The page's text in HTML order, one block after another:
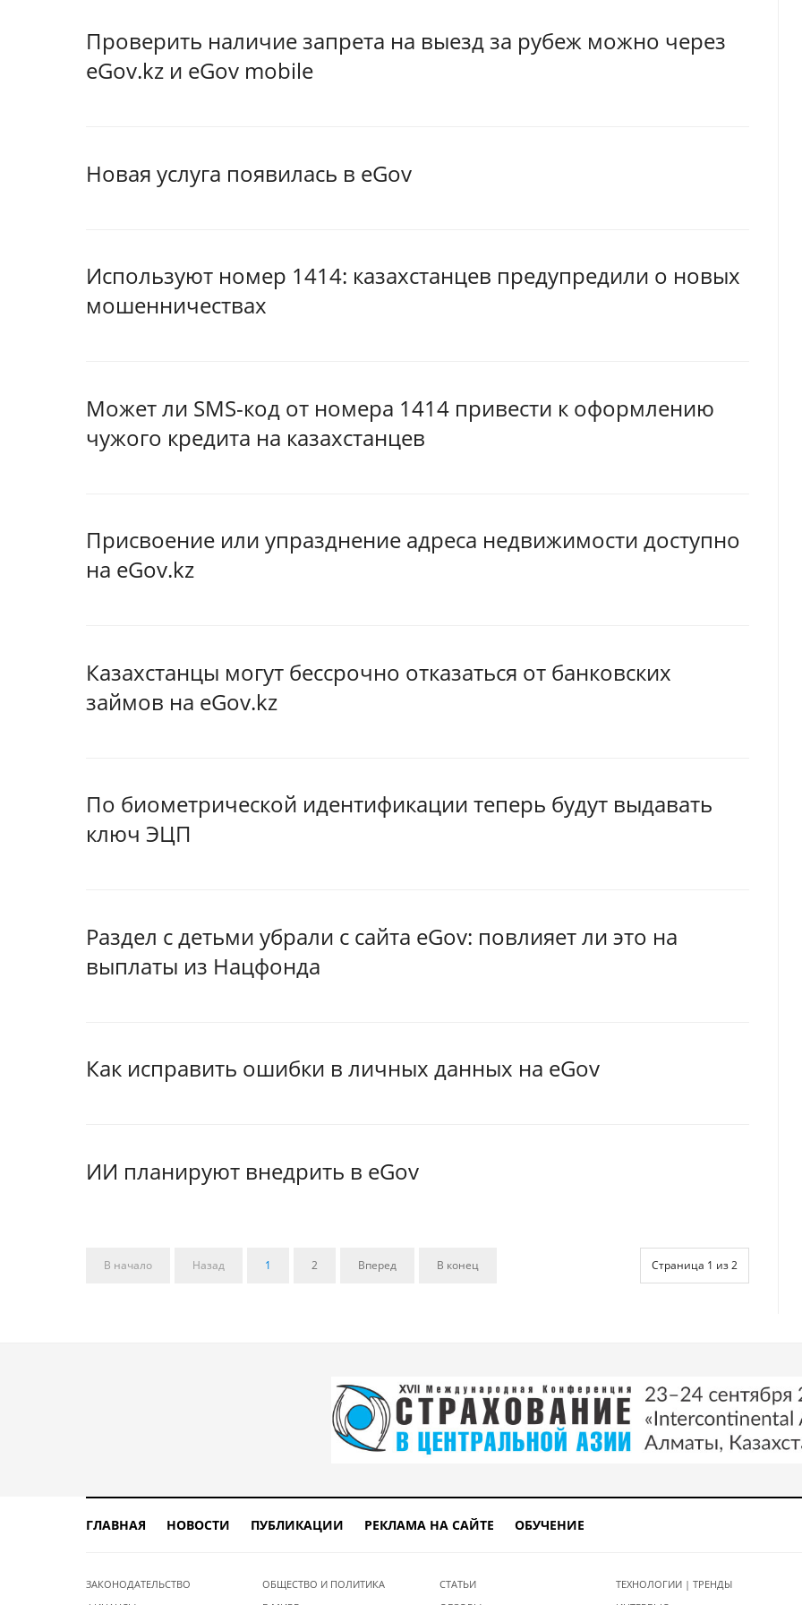
Проверить наличие запрета на выезд за рубеж можно через
eGov.kz и eGov mobile
Новая услуга появилась в eGov
Используют номер 1414: казахстанцев предупредили о новых
мошенничествах
Может ли SMS-код от номера 1414 привести к оформлению
чужого кредита на казахстанцев
Присвоение или упразднение адреса недвижимости доступно
на eGov.kz
Казахстанцы могут бессрочно отказаться от банковских
займов на eGov.kz
По биометрической идентификации теперь будут выдавать
ключ ЭЦП
Раздел с детьми убрали с сайта eGov: повлияет ли это на
выплаты из Нацфонда
Как исправить ошибки в личных данных на eGov
ИИ планируют внедрить в eGov
Страница 1 из 2
В начало Назад 1 2 Вперед В конец
ГЛАВНАЯ НОВОСТИ ПУБЛИКАЦИИ РЕКЛАМА НА САЙТЕ ОБУЧЕНИЕ
ЗАКОНОДАТЕЛЬСТВО
ОБЩЕСТВО И ПОЛИТИКА
СТАТЬИ
ТЕХНОЛОГИИ | ТРЕНДЫ